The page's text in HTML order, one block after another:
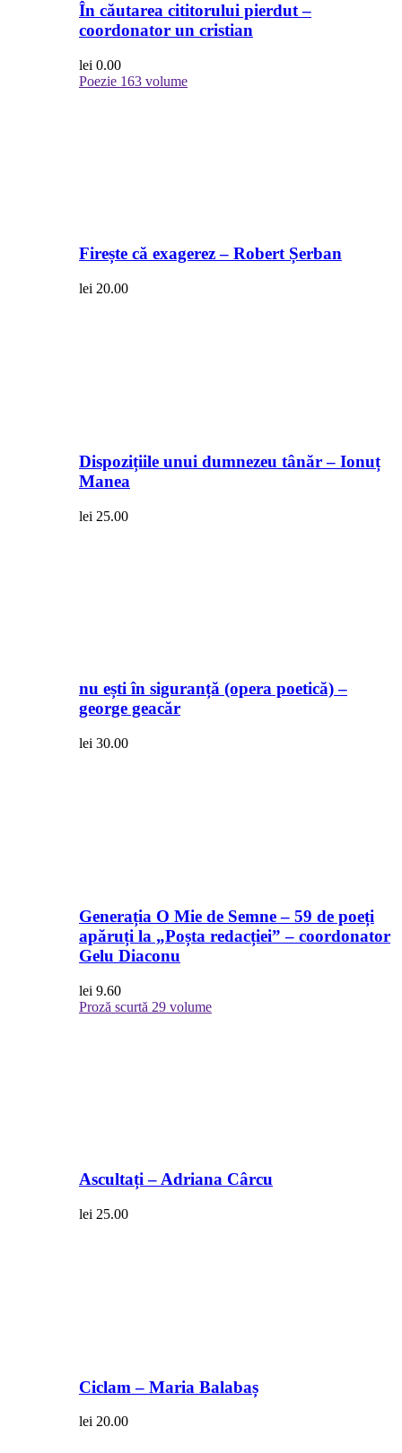
În căutarea cititorului pierdut –
coordonator un cristian
lei 0.00
Poezie 163 volume
Firește că exagerez – Robert Șerban
lei 20.00
Dispozițiile unui dumnezeu tânăr – Ionuț
Manea
lei 25.00
nu ești în siguranță (opera poetică) –
george geacăr
lei 30.00
Generația O Mie de Semne – 59 de poeți
apăruți la „Poșta redacției” – coordonator
Gelu Diaconu
lei 9.60
Proză scurtă 29 volume
Ascultați – Adriana Cârcu
lei 25.00
Ciclam – Maria Balabaș
lei 20.00